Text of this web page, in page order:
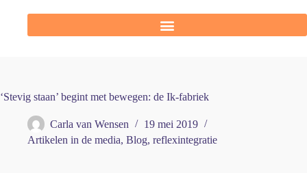
‘Stevig staan’ begint met bewegen: de Ik-fabriek
Carla van Wensen
19 mei 2019
Artikelen in de media, Blog, reflexintegratie